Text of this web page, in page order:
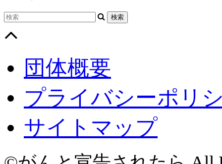
団体概要
プライバシーポリ
サイトマップ